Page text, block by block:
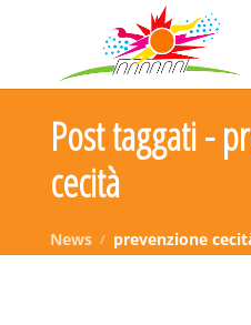
Post taggati -
cecità
News prevenzione